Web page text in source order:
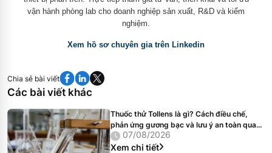
vận hành phòng lab cho doanh nghiệp sản xuất, R&D và kiểm
nghiệm.
Xem hồ sơ chuyên gia trên Linkedin
Chia sẻ bài viết
Các bài viết khác
Thuốc thử Tollens là gì? Cách điều chế,
phản ứng gương bạc và lưu ý an toàn quan
trọng07/08/2026
Xem chi tiết